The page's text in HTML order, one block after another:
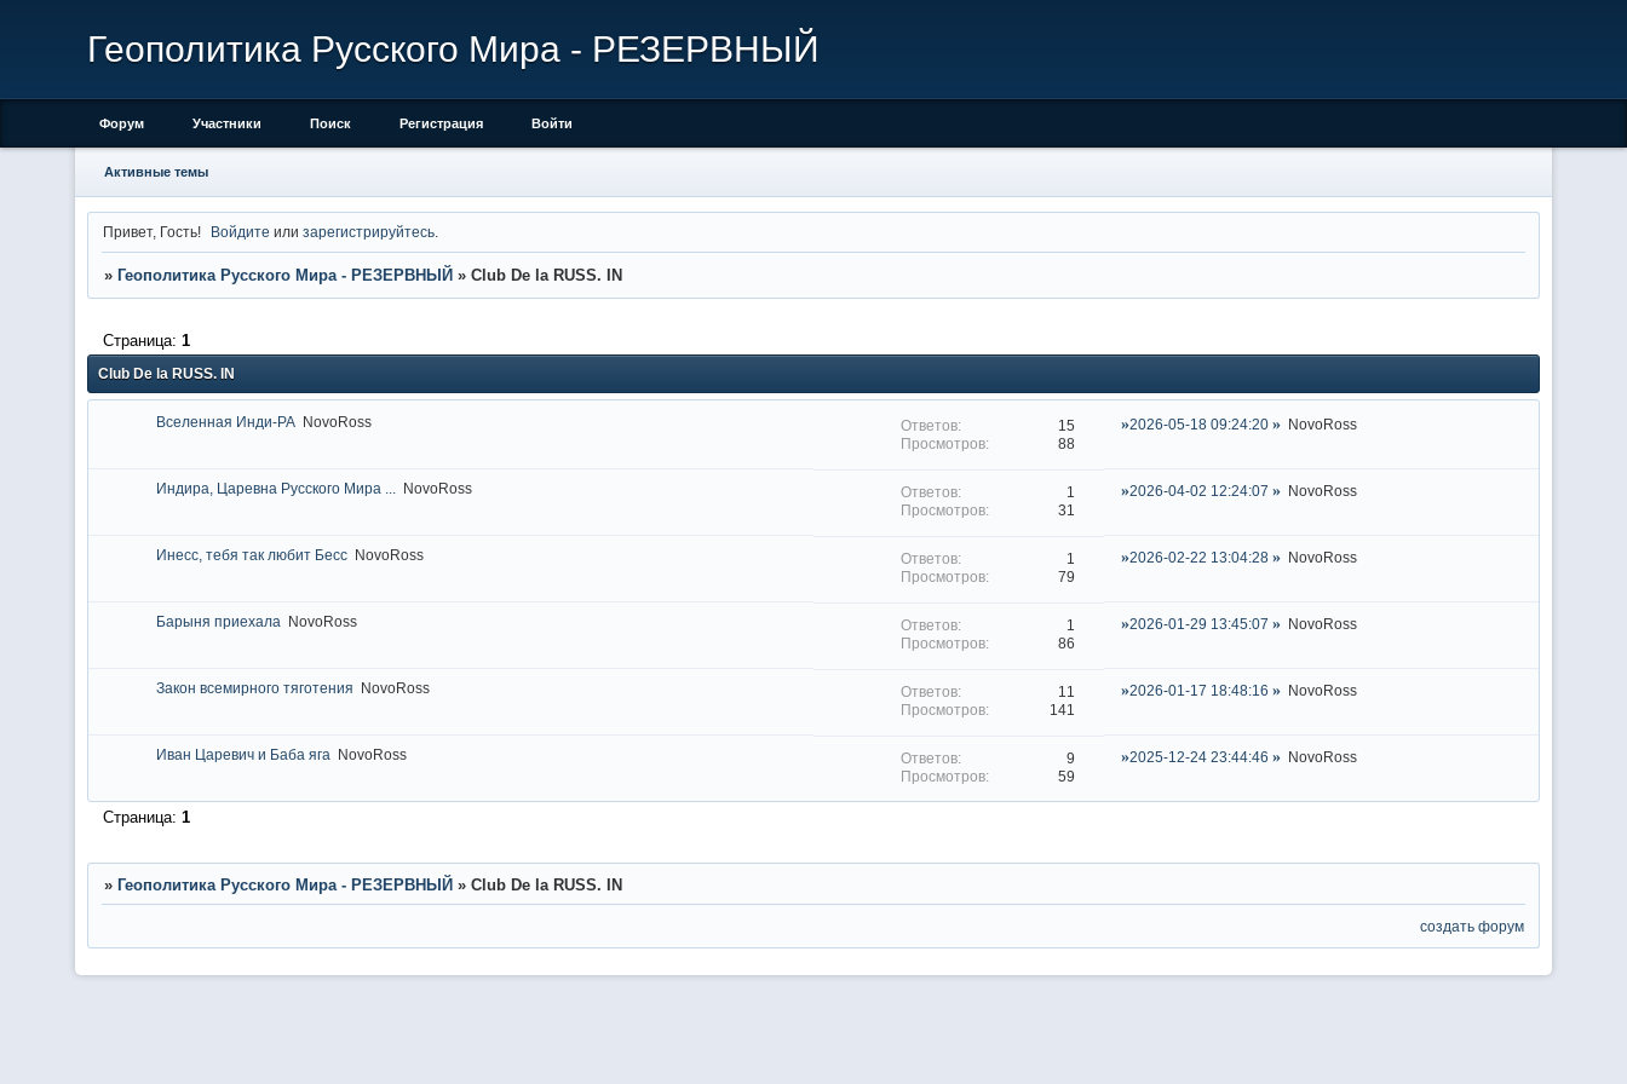
Геополитика Русского Мира - РЕЗЕРВНЫЙ
Форум Участники Поиск Регистрация Войти
Активные темы
Привет, Гость! Войдите илизарегистрируйтесь
» Геополитика Русского Мира - РЕЗЕРВНЫЙ » Club De la RUSS. IN
Club De la RUSS. IN
Страница: 1
Вселенная Инди-РА NovoRoss
15
88
2026-05-18 09:24:20 NovoRoss
Индира, Царевна Русского Мира ... NovoRoss
1
31
2026-04-02 12:24:07 NovoRoss
Инесс, тебя так любит Бесс NovoRoss
1
79
2026-02-22 13:04:28 NovoRoss
Барыня приехала NovoRoss
1
86
2026-01-29 13:45:07 NovoRoss
Закон всемирного тяготения NovoRoss
11
141
2026-01-17 18:48:16 NovoRoss
Иван Царевич и Баба яга NovoRoss
9
59
2025-12-24 23:44:46 NovoRoss
Страница: 1
» Геополитика Русского Мира - РЕЗЕРВНЫЙ » Club De la RUSS. IN
создать форум